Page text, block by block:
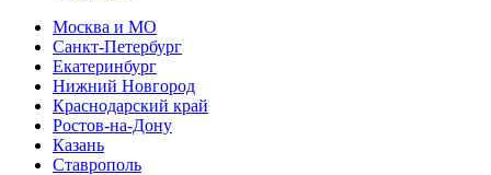
Москва и МО
Санкт-Петербург
Екатеринбург
Нижний Новгород
Краснодарский край
Ростов-на-Дону
Казань
Ставрополь